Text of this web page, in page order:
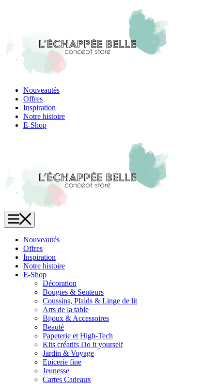
Nouveautés
Offres
Inspiration
Notre histoire
E-Shop
L'Échappée Belle
Menu
Nouveautés
Offres
Inspiration
Notre histoire
E-Shop
Décoration
Bougies & Senteurs
Coussins, Plaids & Linge de lit
Arts de la table
Bijoux & Accessoires
Beauté
Papeterie et High-Tech
Kits créatifs Do it yourself
Jardin & Voyage
Epicerie fine
Jeunesse
Cartes Cadeaux